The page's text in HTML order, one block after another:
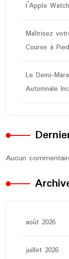
l’Apple
Maîtrisez
Course à Pied
Le Demi-
Automnale
Aucun
août 2026
juillet 2026